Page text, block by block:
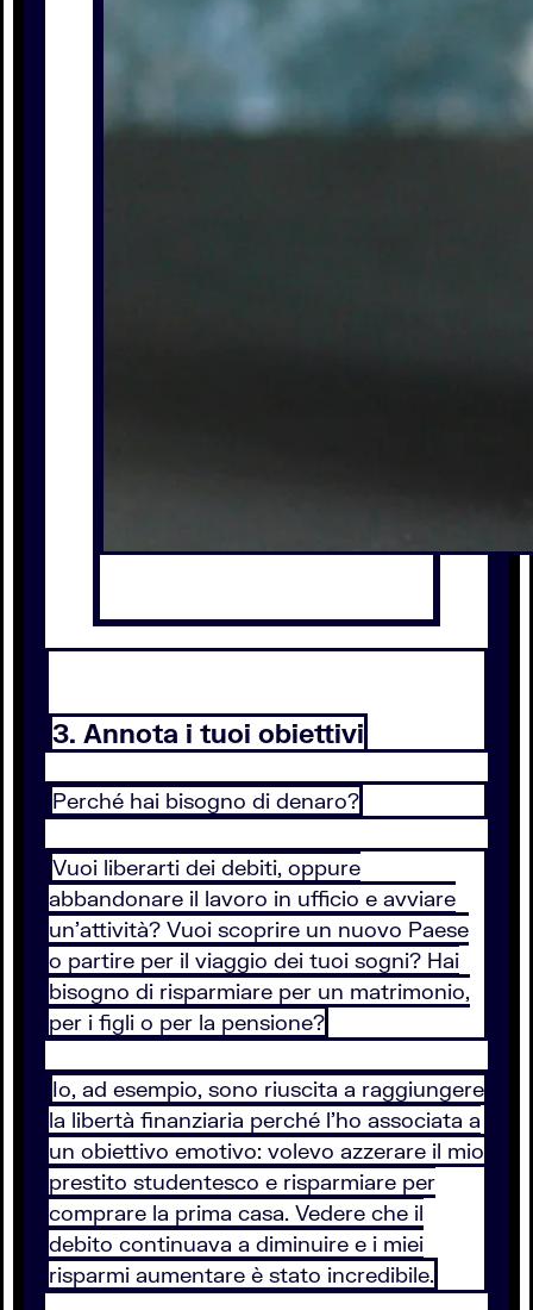
3. Annota i tuoi obiettivi
Perché hai bisogno di denaro?
Vuoi liberarti dei debiti, oppure
abbandonare il lavoro in ufficio e avviare
un'attività? Vuoi scoprire un nuovo Paese
o partire per il viaggio dei tuoi sogni? Hai
bisogno di risparmiare per un matrimonio,
per i figli o per la pensione?
Io, ad esempio, sono riuscita a raggiungere
la libertà finanziaria perché l'ho associata a
un obiettivo emotivo: volevo azzerare il mio
prestito studentesco e risparmiare per
comprare la prima casa. Vedere che il
debito continuava a diminuire e i miei
risparmi aumentare è stato incredibile.